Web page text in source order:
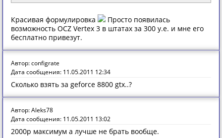
Красивая формулировка
Просто появилась
возможность OCZ Vertex 3 в штатах за 300 у.е. и мне его
бесплатно привезут.
Автор: configrate
Дата сообщения: 11.05.2011 12:34
Сколько взять за geforce 8800 gtx..?
Автор: Aleks78
Дата сообщения: 11.05.2011 13:02
2000р максимум а лучше не брать вообще.